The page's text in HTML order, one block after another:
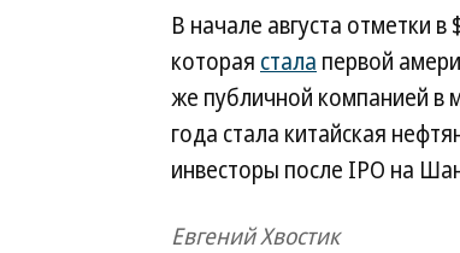
В начале августа отметки
которая стала первой
же публичной компанией в
года стала китайская
инвесторы после IPO на
Евгений Хвостик